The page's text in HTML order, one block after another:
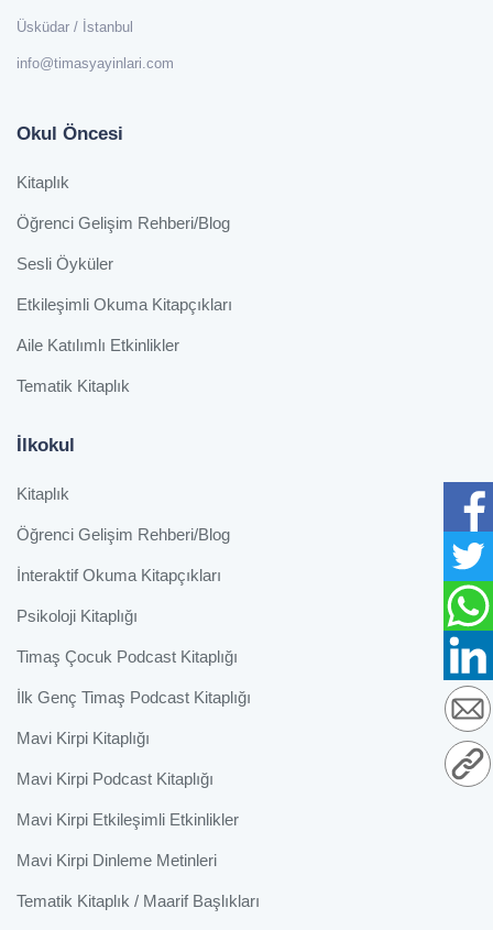
Üsküdar / İstanbul
info@timasyayinlari.com
Okul Öncesi
Kitaplık
Öğrenci Gelişim Rehberi/Blog
Sesli Öyküler
Etkileşimli Okuma Kitapçıkları
Aile Katılımlı Etkinlikler
Tematik Kitaplık
İlkokul
Kitaplık
Öğrenci Gelişim Rehberi/Blog
İnteraktif Okuma Kitapçıkları
Psikoloji Kitaplığı
Timaş Çocuk Podcast Kitaplığı
İlk Genç Timaş Podcast Kitaplığı
Mavi Kirpi Kitaplığı
Mavi Kirpi Podcast Kitaplığı
Mavi Kirpi Etkileşimli Etkinlikler
Mavi Kirpi Dinleme Metinleri
Tematik Kitaplık / Maarif Başlıkları